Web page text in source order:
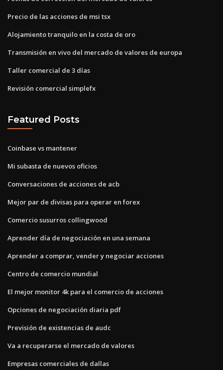
Precio de las acciones de msi tsx
Alojamiento tranquilo en la costa de oro
Transmisión en vivo del mercado de valores de europa
Taller comercial de 3 días
Revisión comercial simplefx
Featured Posts
Coinbase vs mantener
Mi subasta de nuevos oficios
Conversaciones de acciones de acb
Mejor par de divisas para operar en forex
Comercio susurros collingwood
Aprender día de negociación en una semana
Aprender a comprar, vender y negociar acciones
Centro de comercio mundial
El mejor monitor 4k para el comercio de acciones
Opciones de negociación diaria pdf
Previsión de existencias de audc
Va a recuperarse el mercado de valores
Empresas comerciales de dallas